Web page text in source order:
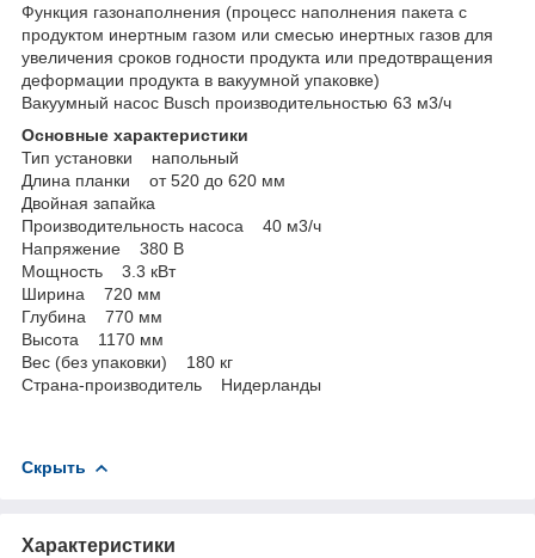
Функция газонаполнения (процесс наполнения пакета с
продуктом инертным газом или смесью инертных газов для
увеличения сроков годности продукта или предотвращения
деформации продукта в вакуумной упаковке)
Вакуумный насос Busch производительностью 63 м3/ч
Основные характеристики
Тип установки напольный
Длина планки от 520 до 620 мм
Двойная запайка
Производительность насоса 40 м3/ч
Напряжение 380 В
Мощность 3.3 кВт
Ширина 720 мм
Глубина 770 мм
Высота 1170 мм
Вес (без упаковки) 180 кг
Страна-производитель Нидерланды
Скрыть
Характеристики